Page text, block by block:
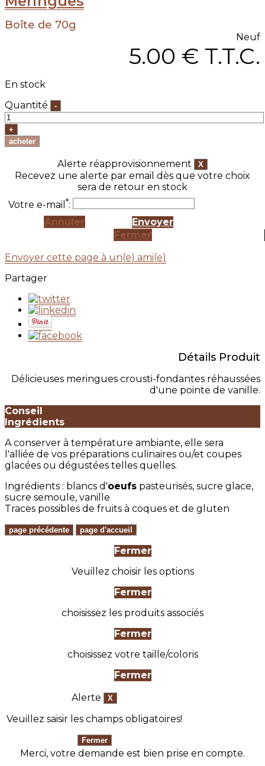
Boîte de 70g
Neuf
5.00 € T.T.C.
En stock
Quantité
Alerte réapprovisionnement
Recevez une alerte par email dès que votre choix
sera de retour en stock
Votre e-mail *:
Annuler
Envoyer
Fermer
Envoyer cette page à un(e) ami(e)
Partager
Détails Produit
Délicieuses meringues crousti-fondantes réhaussées
d'une pointe de vanille.
Conseil
Ingrédients
A conserver à température ambiante, elle sera
l'alliée de vos préparations culinaires ou/et coupes
glacées ou dégustées telles quelles.
Ingrédients : blancs d'oeufs pasteurisés, sucre glace,
sucre semoule, vanille
Traces possibles de fruits à coques et de gluten
Fermer
Veuillez choisir les options
Fermer
choisissez les produits associés
Fermer
choisissez votre taille/coloris
Fermer
Alerte
Veuillez saisir les champs obligatoires!
Merci, votre demande est bien prise en compte.